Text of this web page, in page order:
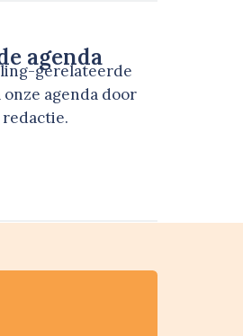
agenda
gerelateerde
agenda door